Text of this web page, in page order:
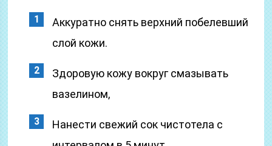
Аккуратно снять верхний побелевший
слой кожи.
Здоровую кожу вокруг смазывать
вазелином,
Нанести свежий сок чистотела с